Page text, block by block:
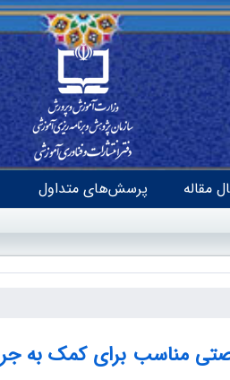
مقاله پرسش‌های متداول
مناسب برای کمک به